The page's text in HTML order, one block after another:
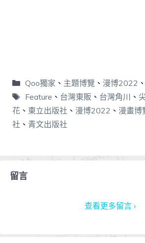
Qoo獨家 、 主題博覽 、 漫博2022 、
Feature 、 台灣東販 、 台灣角川 、
花 、 東立出版社 、 漫博2022 、 漫畫博
社 、 青文出版社
留言
查看更多留言 ›